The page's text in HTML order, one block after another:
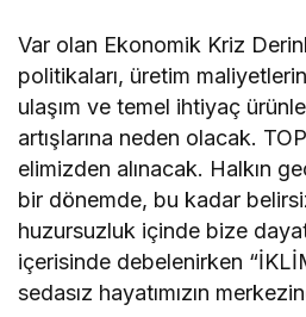
Var olan Ekonomik Kriz
politikaları, üretim
ulaşım ve temel ihtiyaç
artışlarına neden olacak.
elimizden alınacak. Halkın
bir dönemde, bu kadar
huzursuzluk içinde bize
içerisinde debelenirken
sedasız hayatımızın